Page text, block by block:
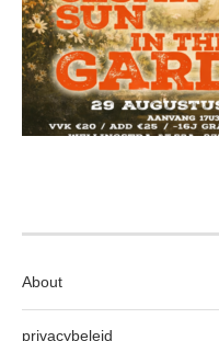
About
privacybeleid